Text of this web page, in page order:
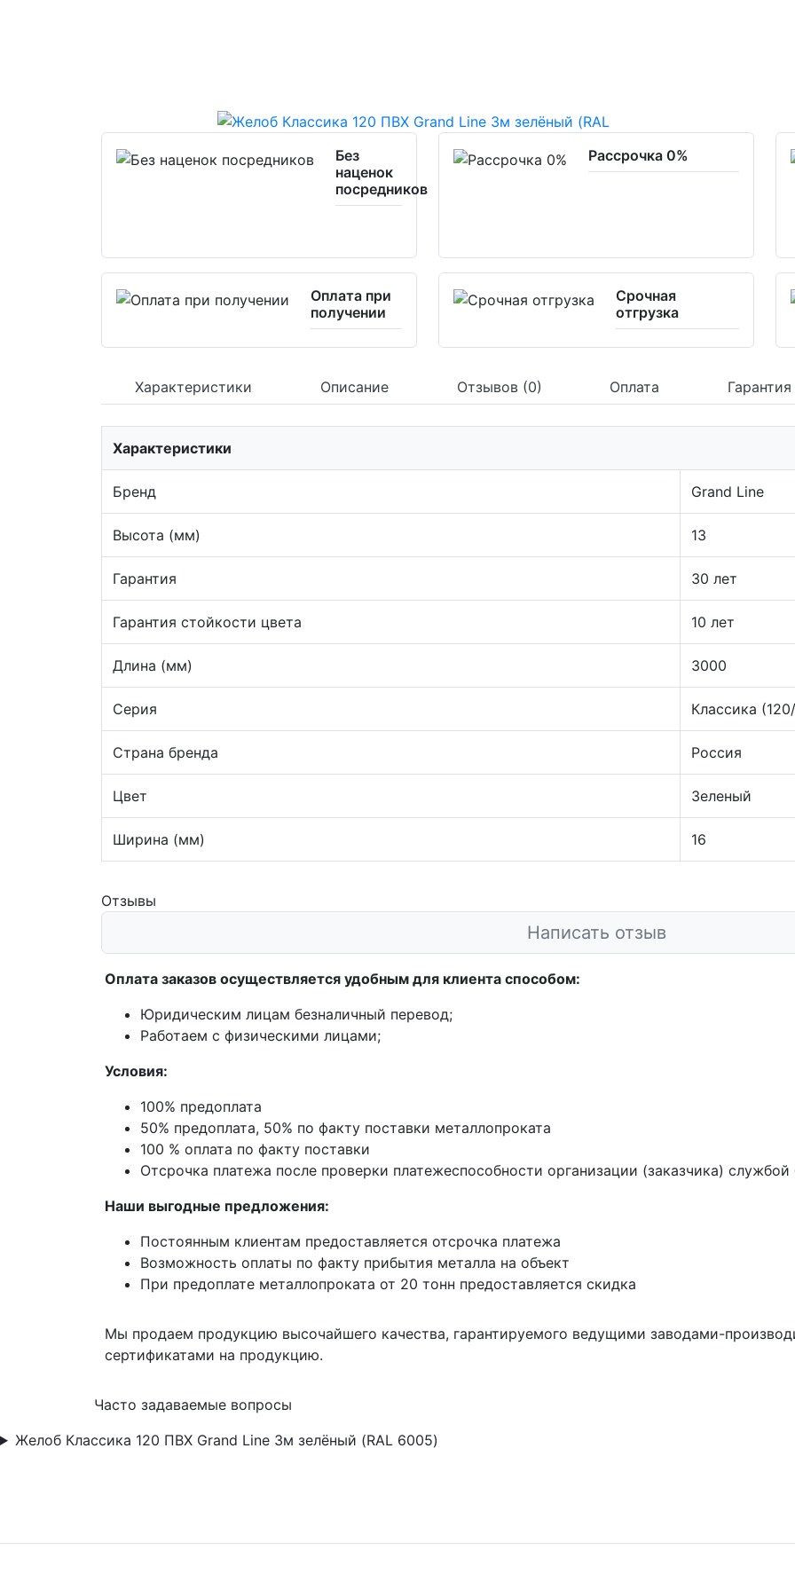
Без
наценок
посредников
Рассрочка 0%
Оплата при
получении
Срочная
отгрузка
Характеристики Описание Отзывов (0) Оплата Гарантия
Характеристики
Бренд Grand Line
Высота (мм) 13
Гарантия 30 лет
Гарантия стойкости цвета 10 лет
Длина (мм) 3000
Серия Классика
Страна бренда Россия
Цвет Зеленый
Ширина (мм) 16
Отзывы
Написать отзыв
Оплата заказов осуществляется удобным для клиента способом:
Юридическим лицам безналичный перевод;
Работаем с физическими лицами;
Условия:
100% предоплата
50% предоплата, 50% по факту поставки металлопроката
100 % оплата по факту поставки
Отсрочка платежа после проверки платежеспособности организации (заказчика) службой
Наши выгодные предложения:
Постоянным клиентам предоставляется отсрочка платежа
Возможность оплаты по факту прибытия металла на объект
При предоплате металлопроката от 20 тонн предоставляется скидка
Мы продаем продукцию высочайшего качества, гарантируемого ведущими заводами-
сертификатами на продукцию.
Часто задаваемые вопросы
Желоб Классика 120 ПВХ Grand Line 3м зелёный (RAL 6005)